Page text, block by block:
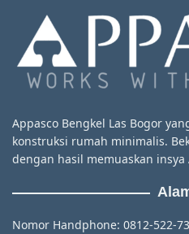
Appasco Bengkel Las Bogor
konstruksi rumah minimalis.
dengan hasil memuaskan insya
Nomor Handphone: 0812-522-